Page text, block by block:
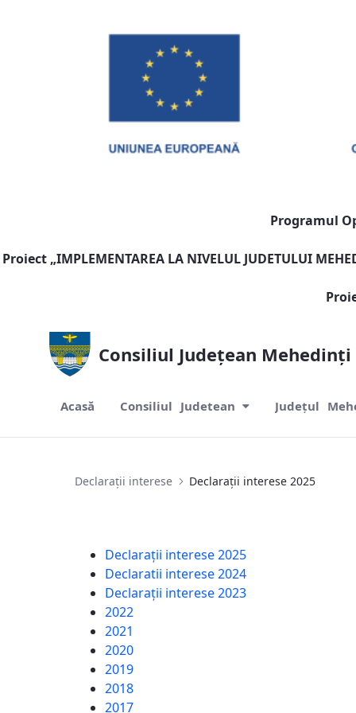
Programul
Proiect „IMPLEMENTAREA LA NIVELUL JUDETULUI
Consiliul Județean Mehedinți
Acasă Consiliul Judetean Județul
Declarații interese Declarații interese 2025
Declarații interese 2025
Declaratii interese 2024
Declarații interese 2023
2022
2021
2020
2019
2018
2017